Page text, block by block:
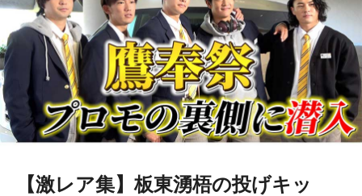
【激レア集】板東湧梧の投げキッ